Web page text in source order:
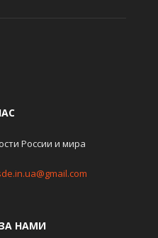
России и мира
НАМИ